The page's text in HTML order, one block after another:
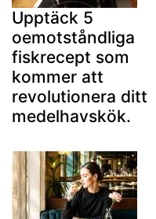
Upptäck 5
oemotståndliga
fiskrecept som
kommer att
revolutionera ditt
medelhavskök.